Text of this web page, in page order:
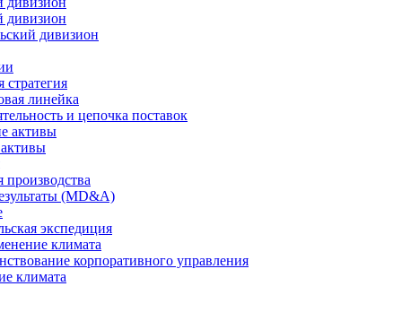
дивизион
дивизион
стратегия
линейка
и цепочка поставок
активы
производства
(MD&A)
экспедиция
климата
корпоративного управления
климата